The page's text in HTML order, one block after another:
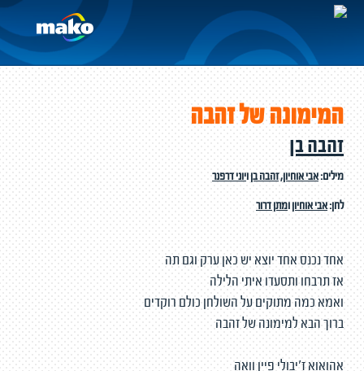
המימונה של זהבה
זהבה בן
מילים:אבי אוחיון,זהבה בןויוני דרפנר
לחן:אבי אוחיוןומתן דרור
אחד נכנס אחד יוצא יש כאן ערק וגם תה
אז תרבחו ותסעדו איתי הלילה
ואמא כמה מתוקים על השולחן כולם רוקדים
ברוך הבא למימונה של זהבה
אהואוא ז'יבולי פיין וואה